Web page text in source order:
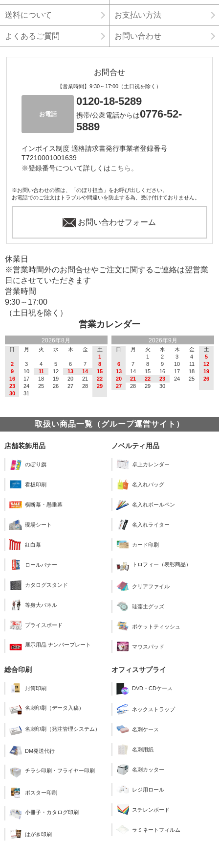
送料について お支払い方法
よくあるご質問 お問い合わせ
お問合せ
【営業時間】9:30～17:00（土日祝を除く）
お電話
0120-18-5289
携帯/公衆電話からは0776-52-
5889
インボイス制度 適格請求書発行事業者登録番号
T7210001001639
※登録番号について詳しくはこちら。
※お問い合わせの際は、「のぼり担当」をお呼び出しください。
お電話でのご注文はトラブルや間違いを防止する為、受け付けておりません。
お問い合わせフォーム
営業カレンダー
2026年8月
日 月 火 水 木 金
土
1
2
3 4 5 6 7
8
9
10 11 12 13 14
15
16
17 18 19 20 21
22
23
24 25 26 27 28
29
30
31
2026年9月
日 月 火 水 木 金
土
1
2 3 4
5
6
7 8 9 10 11
12
13
14 15 16 17 18
19
20
21 22 23 24 25
26
27
28 29 30
休業日
※営業時間外のお問合せやご注文に関するご連絡は翌営業
日にさせていただきます
営業時間
9:30～17:00
（土日祝を除く）
取扱い商品一覧（グループ運営サイト）
店舗装飾用品
のぼり旗
看板印刷
横断幕・懸垂幕
現場シート
紅白幕
ロールバナー
カタログスタンド
等身大パネル
プライスボード
展示用品 ナンバープレート
ノベルティ用品
卓上カレンダー
名入れバッグ
名入れボールペン
名入れライター
カード印刷
トロフィー（表彰商品）
クリアファイル
珪藻土グッズ
ポケットティッシュ
マウスパッド
総合印刷
封筒印刷
名刺印刷（データ入稿）
名刺印刷（発注管理システム）
DM発送代行
チラシ印刷・フライヤー印刷
ポスター印刷
小冊子・カタログ印刷
はがき印刷
オフィスサプライ
DVD・CDケース
ネックストラップ
名刺ケース
名刺用紙
名刺カッター
レジ用ロール
スチレンボード
ラミネートフィルム